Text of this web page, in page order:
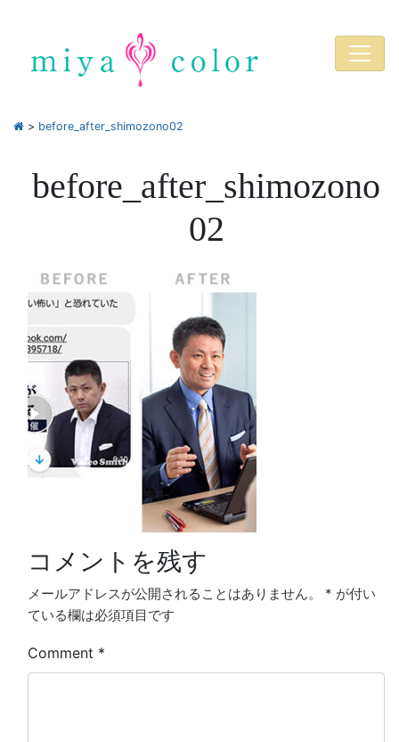
> before_after_shimozono02
before_after_shimozono
02
コメントを残す
メールアドレスが公開されることはありません。 * が付い
ている欄は必須項目です
Comment *